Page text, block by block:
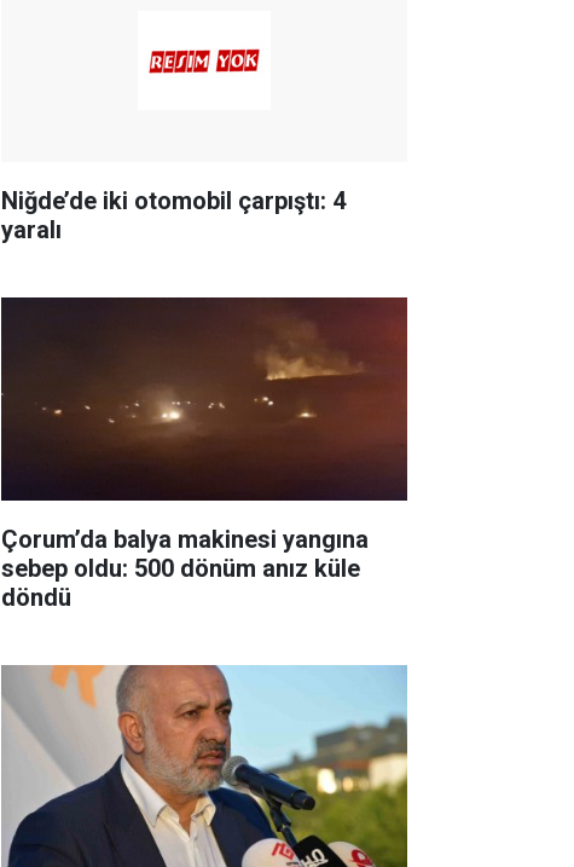
Niğde’de iki otomobil çarpıştı: 4
yaralı
Çorum’da balya makinesi yangına
sebep oldu: 500 dönüm anız küle
döndü